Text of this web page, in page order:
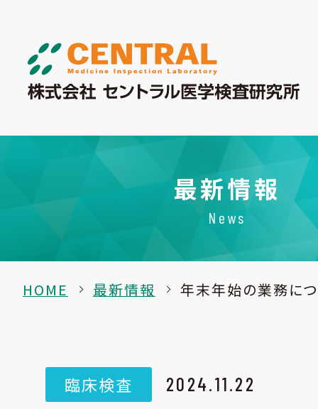
最新情報
News
HOME 最新情報 年末年始の業務に
2024.11.22